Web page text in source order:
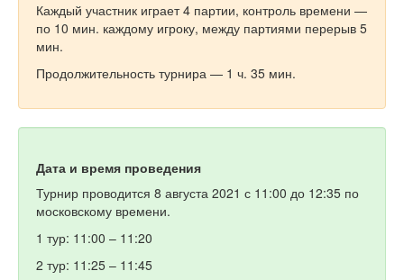
Каждый участник играет 4 партии, контроль времени —
по 10 мин. каждому игроку, между партиями перерыв 5
мин.
Продолжительность турнира — 1 ч. 35 мин.
Дата и время проведения
Турнир проводится 8 августа 2021 с 11:00 до 12:35 по
московскому времени.
1 тур: 11:00 – 11:20
2 тур: 11:25 – 11:45